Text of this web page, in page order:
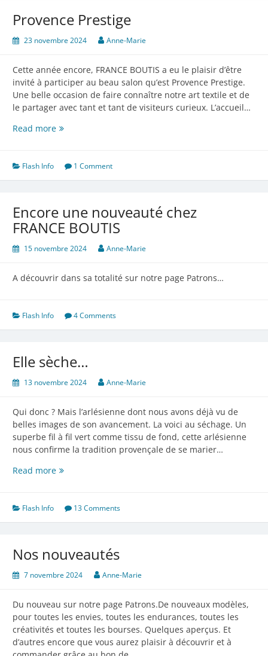
Provence Prestige
23 novembre 2024 Anne-Marie
Cette année encore, FRANCE BOUTIS a eu le plaisir d’être
invité à participer au beau salon qu’est Provence Prestige.
Une belle occasion de faire connaître notre art textile et de
le partager avec tant et tant de visiteurs curieux. L’accueil…
Read moreProvence
Flash Info 1 Comment
Encore une nouveauté chez
FRANCE BOUTIS
15 novembre 2024 Anne-Marie
A découvrir dans sa totalité sur notre page Patrons…
Flash Info 4 Comments
Elle sèche…
13 novembre 2024 Anne-Marie
Qui donc ? Mais l’arlésienne dont nous avons déjà vu de
belles images de son avancement. La voici au séchage. Un
superbe fil à fil vert comme tissu de fond, cette arlésienne
nous confirme la tradition provençale de se marier…
Read moreElle
Flash Info 13 Comments
Nos nouveautés
7 novembre 2024 Anne-Marie
Du nouveau sur notre page Patrons.De nouveaux modèles,
pour toutes les envies, toutes les endurances, toutes les
créativités et toutes les bourses. Quelques aperçus. Et
d’autres encore que vous aurez plaisir à découvrir et à